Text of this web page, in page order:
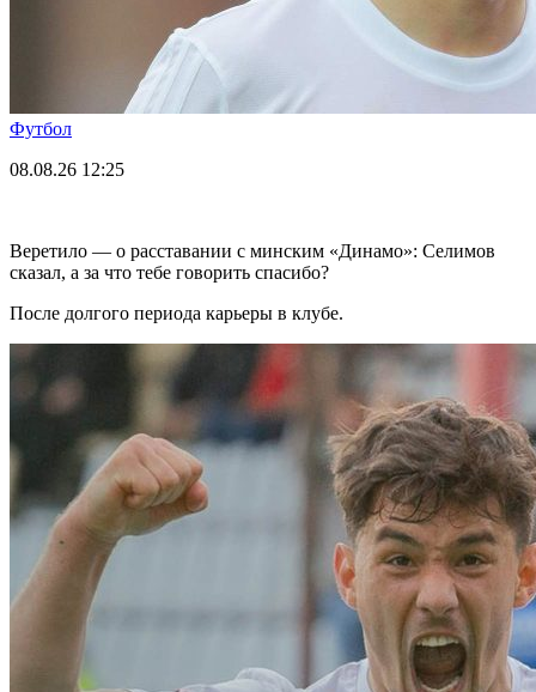
Футбол
08.08.26 12:25
Веретило — о расставании с минским «Динамо»: Селимов
сказал, а за что тебе говорить спасибо?
После долгого периода карьеры в клубе.